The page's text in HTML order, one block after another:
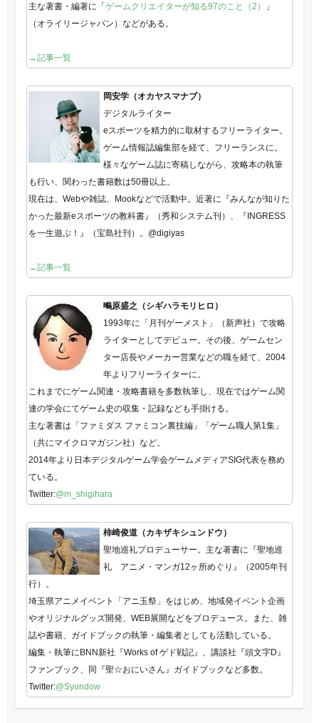
主な著書・編著に「ゲームクリエイターが知る97のこと（2）
」
（オライリージャパン）などがある。
→記事一覧
岡安学（オカヤスマナブ）
デジタルライター
eスポーツを精力的に取材するフリーライター。
ゲーム情報誌編集部を経て、フリーランスに。
様々なゲーム誌に寄稿しながら、攻略本の執筆
も行い、関わった書籍数は50冊以上。
現在は、Webや雑誌、Mookなどで活動中。近著に『みんなが知りた
かった最新eスポーツの教科書』（秀和システム刊）、『INGRESS
を一生遊ぶ！』（宝島社刊）。@digiyas
→記事一覧
鴫原盛之（シギハラモリヒロ）
1993年に「月刊ゲーメスト」（新声社）で攻略
ライターとしてデビュー。その後、ゲームセン
ター店長やメーカー営業などの職を経て、2004
年よりフリーライターに。
これまでにゲーム関連・攻略書籍を多数執筆し、現在ではゲーム関
連の学会にてゲーム史の収集・記録なども手掛ける。
主な著書は「ファミダス ファミコン裏技編」「ゲーム職人第1集」
（共にマイクロマガジン社）など。
2014年より日本デジタルゲーム学会ゲームメディアSIG代表を務め
ている。
Twitter:@m_shigihara
柿崎俊道（カキザキシュンドウ）
聖地巡礼プロデューサー。主な著書に『聖地巡
礼 アニメ・マンガ12ヶ所めぐり』（2005年刊
行）。
埼玉県アニメイベント「アニ玉祭」をはじめ、地域発イベント企画
やオリジナルグッズ開発、WEB展開などをプロデュース。また、雑
誌や書籍、ガイドブックの執筆・編集者としても活動している。
編集・執筆にBNN新社『Works of ゲド戦記』、講談社『頭文字D』
ファンブック、同『聖☆おにいさん』ガイドブックなど多数。
Twitter:@Syundow